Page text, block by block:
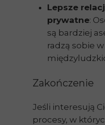
Lepsze
prywatne:
są bardziej
radzą sobie
Zakończenie
Jeśli interesują
procesy, w